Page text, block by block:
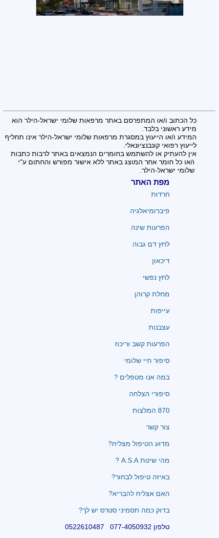
כל הכתוב ו/או המתפרסם באתר מרפאות שלומי ישראל-הילר הוא
מידע ראשוני בלבד.
המידע ו/או הייעוץ במסגרת מרפאות שלומי ישראל-הילר אינו תחליף
לייעוץ רפואי קונבנציונאלי.
אין להעתיק או להשתמש בחומרים הנמצאים באתר לרבות כתבות
ו/או כל חומר אחר המוצג באתר ללא אישור מפורש והחתום ע"י
שלומי ישראל-הילר.
מפת האתר
חרדות
פיברומיאלגיה
הפרעות שינה
לחץ דם גבוה
דיכאון
לחץ נפשי
מחלת קרוהן
עייפות
עצבנות
הפרעות קשב וריכוז
סיפור חיי שלומי
במה אנו מטפלים ?
סיפורי הצלחה
870 המלצות
צור קשר
מדוע הטיפול מצליח?
מהי שיטת A.S.A ?
באיזה טיפול לבחור?
האם אצליח להבריא?
בדוק כמה תסמיני סטרס יש לך?
טלפון 077-4050932 0522610487